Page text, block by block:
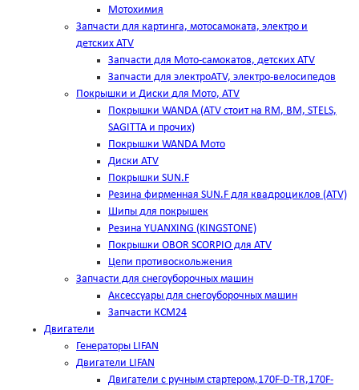
Мотохимия
Запчасти для картинга, мотосамоката, электро и
детских ATV
Запчасти для Мото-самокатов, детских ATV
Запчасти для электроATV, электро-велосипедов
Покрышки и Диски для Мото, ATV
Покрышки WANDA (АТV стоит на RM, BM, STELS,
SAGITTA и прочих)
Покрышки WANDA Мото
Диски ATV
Покрышки SUN.F
Резина фирменная SUN.F для квадроциклов (АТV)
Шипы для покрышек
Резина YUANXING (KINGSTONE)
Покрышки OBOR SCORPIO для ATV
Цепи противоскольжения
Запчасти для снегоуборочных машин
Аксессуары для снегоуборочных машин
Запчасти КСМ24
Двигатели
Генераторы LIFAN
Двигатели LIFAN
Двигатели с ручным стартером,170F-D-TR,170F-